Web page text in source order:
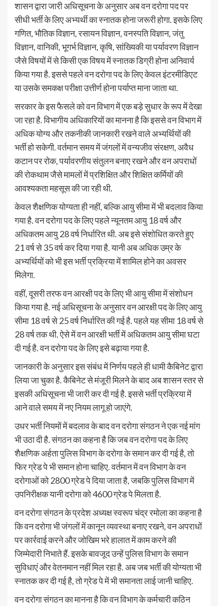
शासन द्वारा जारी अधिसूचना के अनुसार अब वन दरोगा पद पर
सीधी भर्ती के लिए अभ्यर्थी का स्नातक होना जरूरी होगा. इसके लिए
गणित, भौतिक विज्ञान, रसायन विज्ञान, वनस्पति विज्ञान, जंतु
विज्ञान, वानिकी, भूगर्भ विज्ञान, कृषि, सांख्यिकी या पर्यावरण विज्ञान
जैसे विषयों में से किसी एक विषय में स्नातक डिग्री होना अनिवार्य
किया गया है. इससे पहले वन दरोगा पद के लिए केवल इंटरमीडिएट
या उसके समकक्ष परीक्षा उत्तीर्ण होना पर्याप्त माना जाता था.
सरकार के इस फैसले को वन विभाग में एक बड़े सुधार के रूप में देखा
जा रहा है. विभागीय अधिकारियों का मानना है कि इससे वन विभाग में
अधिक योग्य और तकनीकी जानकारी रखने वाले अभ्यर्थियों की
भर्ती हो सकेगी. वर्तमान समय में जंगलों में वन्यजीव संरक्षण, अवैध
कटान पर रोक, पर्यावरणीय संतुलन बनाए रखने और वन अपराधों
की रोकथाम जैसे मामलों में प्रशिक्षित और शिक्षित कर्मियों की
आवश्यकता महसूस की जा रही थी.
केवल शैक्षणिक योग्यता ही नहीं, बल्कि आयु सीमा में भी बदलाव किया
गया है. वन दरोगा पद के लिए पहले न्यूनतम आयु 18 वर्ष और
अधिकतम आयु 28 वर्ष निर्धारित थी. अब इसे संशोधित करते हुए
21 वर्ष से 35 वर्ष कर दिया गया है. यानी अब अधिक उम्र के
अभ्यर्थियों को भी इस भर्ती प्रक्रिया में शामिल होने का अवसर
मिलेगा.
वहीं, दूसरी तरफ वन आरक्षी पद के लिए भी आयु सीमा में संशोधन
किया गया है. नई अधिसूचना के अनुसार वन आरक्षी पद के लिए आयु
सीमा 18 वर्ष से 25 वर्ष निर्धारित की गई है. पहले यह सीमा 18 वर्ष से
28 वर्ष तक थी. ऐसे में वन आरक्षी भर्ती में अधिकतम आयु सीमा घटा
दी गई है. वन दरोगा पद के लिए इसे बढ़ाया गया है.
जानकारी के अनुसार इस संबंध में निर्णय पहले ही धामी कैबिनेट द्वारा
लिया जा चुका है. कैबिनेट से मंजूरी मिलने के बाद अब शासन स्तर से
इसकी अधिसूचना भी जारी कर दी गई है. इससे भर्ती प्रक्रिया में
आने वाले समय में नए नियम लागू हो जाएंगे.
उधर भर्ती नियमों में बदलाव के बाद वन दरोगा संगठन ने एक नई मांग
भी उठा दी है. संगठन का कहना है कि जब वन दरोगा पद के लिए
शैक्षणिक अर्हता पुलिस विभाग के दरोगा के समान कर दी गई है, तो
फिर ग्रेड पे भी समान होना चाहिए. वर्तमान में वन विभाग के वन
दरोगाओं को 2800 ग्रेड पे दिया जाता है, जबकि पुलिस विभाग में
उपनिरीक्षक यानी दरोगा को 4600 ग्रेड पे मिलता है.
वन दरोगा संगठन के प्रदेश अध्यक्ष स्वरूप चंद्र रमोला का कहना है
कि वन दरोगा भी जंगलों में कानून व्यवस्था बनाए रखने, वन अपराधों
पर कार्रवाई करने और जोखिम भरे हालात में काम करने की
जिम्मेदारी निभाते हैं. इसके बावजूद उन्हें पुलिस विभाग के समान
सुविधाएं और वेतनमान नहीं मिल रहा है. अब जब भर्ती की योग्यता भी
स्नातक कर दी गई है, तो ग्रेड पे में भी समानता लाई जानी चाहिए.
वन दरोगा संगठन का मानना है कि वन विभाग के कर्मचारी कठिन